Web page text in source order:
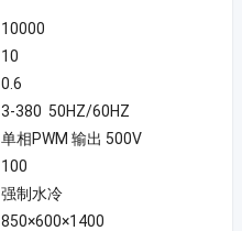
10000
10
0.6
3-380 50HZ/60HZ
单相PWM 输出 500V
100
强制水冷
850×600×1400